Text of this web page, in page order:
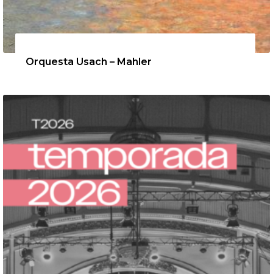
Orquesta Usach – Mahler